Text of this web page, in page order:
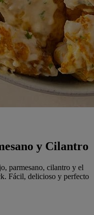
y Cilantro
parmesano, cilantro y el
Fácil, delicioso y perfecto